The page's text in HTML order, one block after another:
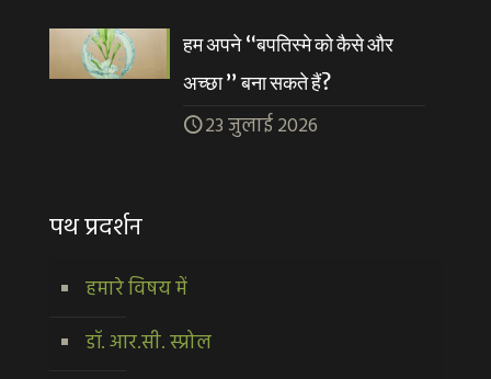
हम अपने “बपतिस्मे को कैसे और
अच्छा ” बना सकते हैं?
23 जुलाई 2026
पथ प्रदर्शन
हमारे विषय में
डॉ. आर.सी. स्प्रोल